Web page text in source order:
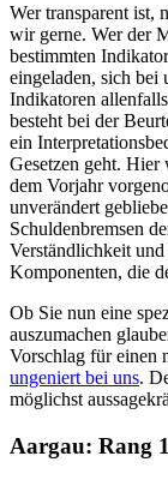
Wer transparent ist,
wir gerne. Wer der
bestimmten
eingeladen, sich bei
Indikatoren
besteht bei der
ein
Gesetzen geht. Hier
dem Vorjahr
unverändert
Schuldenbremsen
Verständlichkeit
Komponenten, die
Ob Sie nun eine
auszumachen
Vorschlag für einen
ungeniert bei uns.
möglichst
Aargau: Rang